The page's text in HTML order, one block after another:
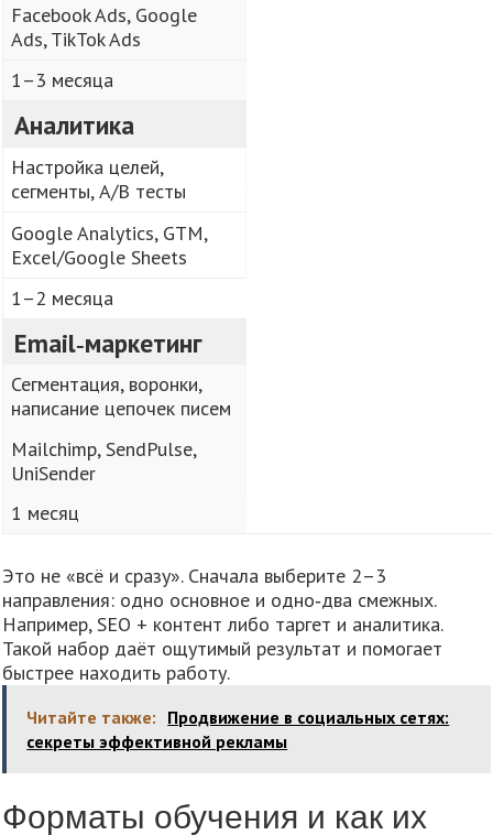
Facebook Ads, Google
Ads, TikTok Ads
1–3 месяца
Аналитика
Настройка целей,
сегменты, A/B тесты
Google Analytics, GTM,
Excel/Google Sheets
1–2 месяца
Email‑маркетинг
Сегментация, воронки,
написание цепочек писем
Mailchimp, SendPulse,
UniSender
1 месяц
Это не «всё и сразу». Сначала выберите 2–3
направления: одно основное и одно‑два смежных.
Например, SEO + контент либо таргет и аналитика.
Такой набор даёт ощутимый результат и помогает
быстрее находить работу.
Читайте также: Продвижение в социальных сетях:
секреты эффективной рекламы
Форматы обучения и как их